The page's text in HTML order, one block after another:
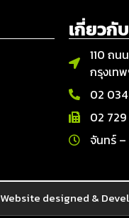
เกี่ยวกั
110 ถน
กรุงเท
02
02 729
จันทร์ –
Website designed &